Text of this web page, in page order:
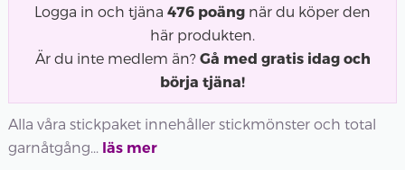
Logga in och tjäna 476 poäng när du köper den
här produkten.
Är du inte medlem än? Gå med gratis idag och
börja tjäna!
Alla våra stickpaket innehåller stickmönster och total
garnåtgång... läs mer